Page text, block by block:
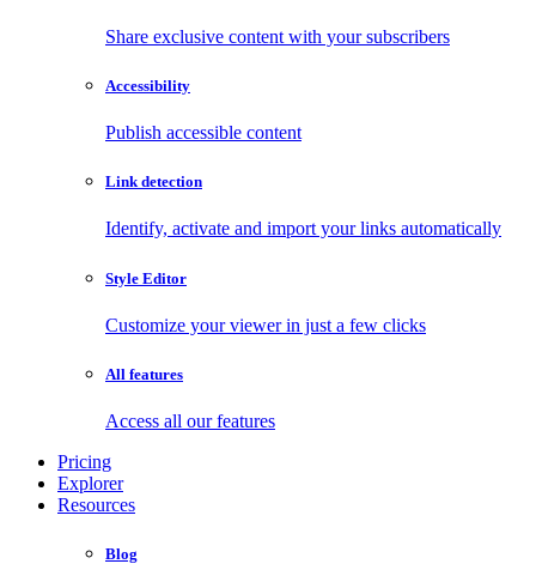
Share exclusive content with your subscribers
Accessibility
Publish accessible content
Link detection
Identify, activate and import your links automatically
Style Editor
Customize your viewer in just a few clicks
All features
Access all our features
Pricing
Explorer
Resources
Blog